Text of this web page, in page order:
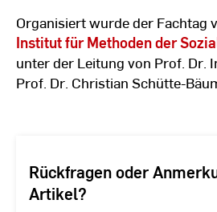
Organisiert wurde der Fachtag
Institut für Methoden der
unter der Leitung von Prof. Dr.
Prof. Dr. Christian Schütte-
Rückfragen oder
Artikel?